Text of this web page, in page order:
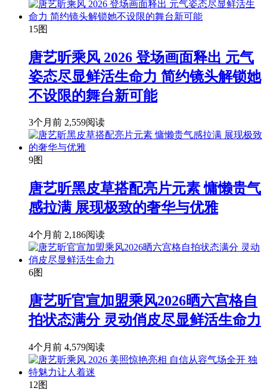
15图
唐艺昕乘风 2026 登场画面释出 元气
姿态尽显鲜活生命力 简约镜头解锁她
不设限的舞台新可能
3个月前 2,559阅读
9图
唐艺昕黑皮草搭配亮片元素 慵懒贵气
感拉满 展现极致的奢华与优雅
4个月前 2,186阅读
6图
唐艺昕官宣加盟乘风2026晒六宫格自
拍状态满分 灵动俏皮尽显鲜活生命力
4个月前 4,579阅读
12图